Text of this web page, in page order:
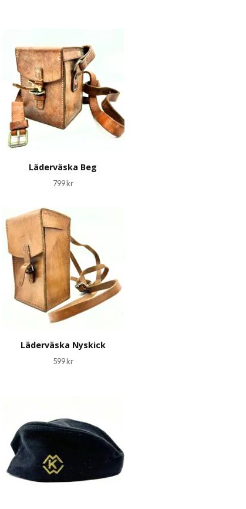
Läderväska Beg
799 kr
Läderväska Nyskick
599 kr